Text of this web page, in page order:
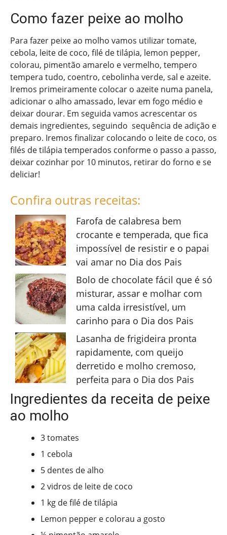
Como fazer peixe ao molho
Para fazer peixe ao molho vamos utilizar tomate,
cebola, leite de coco, filé de tilápia, lemon pepper,
colorau, pimentão amarelo e vermelho, tempero
tempera tudo, coentro, cebolinha verde, sal e azeite.
Iremos primeiramente colocar o azeite numa panela,
adicionar o alho amassado, levar em fogo médio e
deixar dourar. Em seguida vamos acrescentar os
demais ingredientes, seguindo sequência de adição e
preparo. Iremos finalizar colocando o leite de coco, os
filés de tilápia temperados conforme o passo a passo,
deixar cozinhar por 10 minutos, retirar do forno e se
deliciar!
Confira outras receitas:
Farofa de calabresa bem
crocante e temperada, que fica
impossível de resistir e o papai
vai amar no Dia dos Pais
Bolo de chocolate fácil que é só
misturar, assar e molhar com
uma calda irresistível, um
carinho para o Dia dos Pais
Lasanha de frigideira pronta
rapidamente, com queijo
derretido e molho cremoso,
perfeita para o Dia dos Pais
Ingredientes da receita de peixe
ao molho
3 tomates
1 cebola
5 dentes de alho
2 vidros de leite de coco
1 kg de filé de tilápia
Lemon pepper e colorau a gosto